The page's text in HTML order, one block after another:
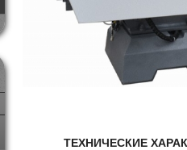
ТЕХНИЧЕСКИЕ